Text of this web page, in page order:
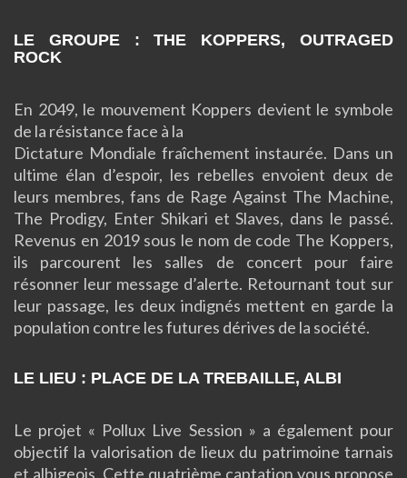
LE GROUPE : THE KOPPERS, OUTRAGED
ROCK
En 2049, le mouvement Koppers devient le symbole
de la résistance face à la
Dictature Mondiale fraîchement instaurée. Dans un
ultime élan d’espoir, les rebelles envoient deux de
leurs membres, fans de Rage Against The Machine,
The Prodigy, Enter Shikari et Slaves, dans le passé.
Revenus en 2019 sous le nom de code The Koppers,
ils parcourent les salles de concert pour faire
résonner leur message d’alerte. Retournant tout sur
leur passage, les deux indignés mettent en garde la
population contre les futures dérives de la société.
LE LIEU : PLACE DE LA TREBAILLE, ALBI
Le projet « Pollux Live Session » a également pour
objectif la valorisation de lieux du patrimoine tarnais
et albigeois. Cette quatrième captation vous propose